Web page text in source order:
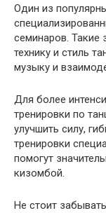
Один из
семинаров. Такие
технику и стиль
музыку и
Для более
тренировки по
улучшить силу,
тренировки
помогут
кизомбой.
Не стоит